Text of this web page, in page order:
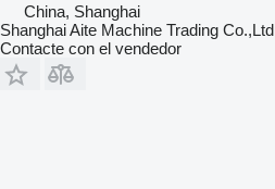
China, Shanghai
Shanghai Aite Machine Trading Co.,Ltd
Contacte con el vendedor